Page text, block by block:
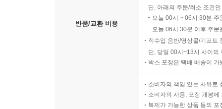
반품/교환 비용
단, 아래의 주문/취소 조건
오늘 00시 ~ 06시 30분
오늘 06시 30분 이후 주
직수입 음반/영상물/기프트
단, 당일 00시~13시 사이의
박스 포장은 택배 배송이
소비자의 책임 있는 사유로
소비자의 사용, 포장 개봉
복제가 가능한 상품 등의